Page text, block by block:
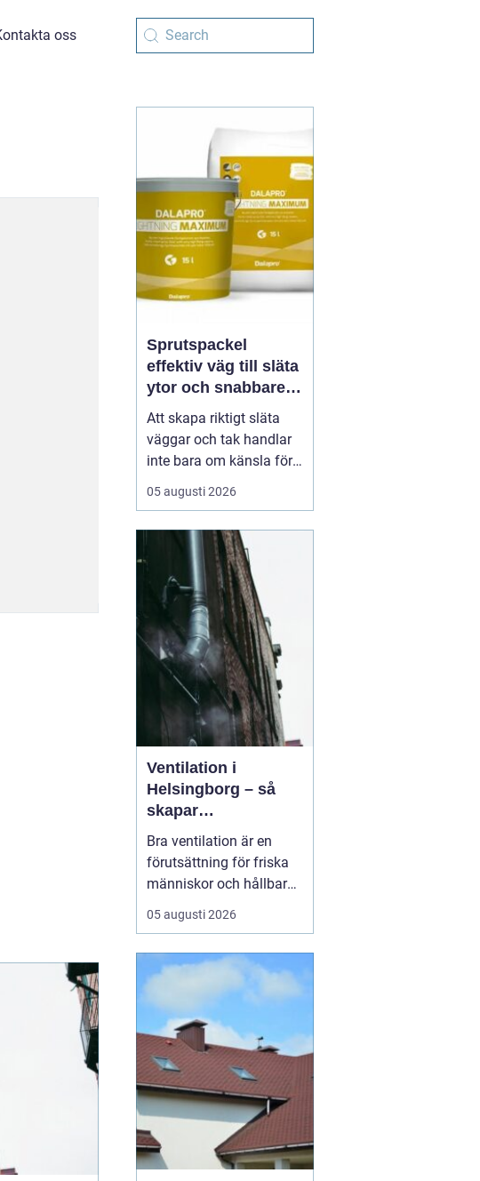
oss
Sprutspackel
effektiv väg till släta
ytor och snabbare
arbete
Att skapa riktigt släta
väggar och tak handlar
inte bara om känsla för
finish. Valet av metod
och material påverkar
tidsåtgång och
slutresultat. Härkommer
Sprutspackel insom ett
mo...
05 augusti 2026
Ventilation i
Helsingborg – så
skapar
fastighetsägare
friskare och mer
energieffektiva
Bra ventilation är en
förutsättning för friska
människor och hållbara
byggnader. I en kuststad
som Helsingborg, med
temperaturer och många
äldre fastigheter, märks
skillnaden e...
05 augusti 2026